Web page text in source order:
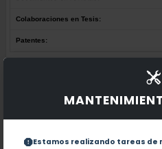
Estamos realizando tareas de
Colaboraciones en Tesis:
Patentes:
No hay obras de
Documentos en revistas: